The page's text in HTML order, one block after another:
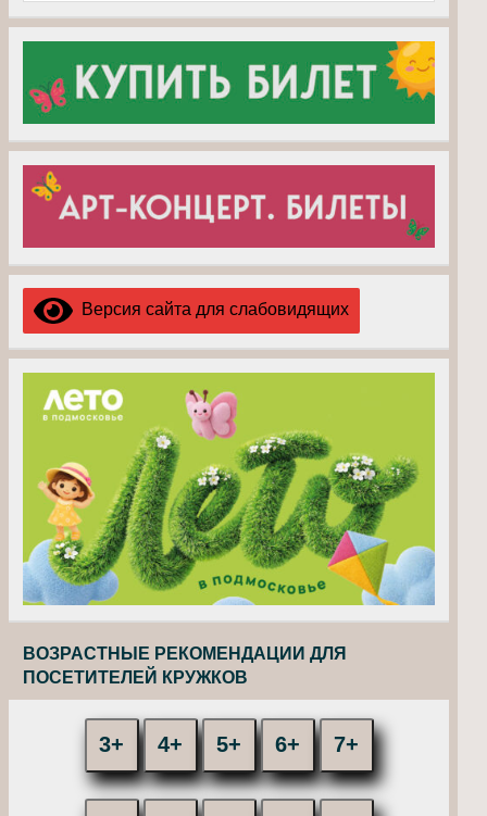
Версия сайта для слабовидящих
ВОЗРАСТНЫЕ РЕКОМЕНДАЦИИ ДЛЯ
ПОСЕТИТЕЛЕЙ КРУЖКОВ
3+ 4+ 5+ 6+ 7+